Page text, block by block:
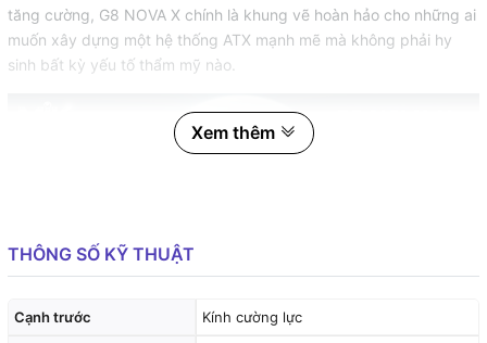
tăng cường, G8 NOVA X chính là khung vẽ hoàn hảo cho những ai
muốn xây dựng một hệ thống ATX mạnh mẽ mà không phải hy
sinh bất kỳ yếu tố thẩm mỹ nào.
Xem thêm
THÔNG SỐ KỸ THUẬT
Cạnh trước Kính cường lực